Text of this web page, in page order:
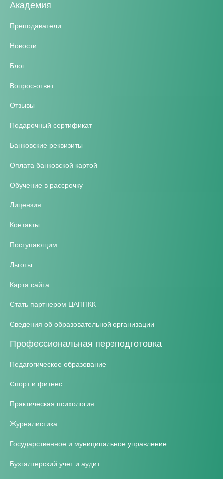
Академия
Преподаватели
Новости
Блог
Вопрос-ответ
Отзывы
Подарочный сертификат
Банковские реквизиты
Оплата банковской картой
Обучение в рассрочку
Лицензия
Контакты
Поступающим
Льготы
Карта сайта
Стать партнером ЦАППКК
Сведения об образовательной организации
Профессиональная переподготовка
Педагогическое образование
Спорт и фитнес
Практическая психология
Журналистика
Государственное и муниципальное управление
Бухгалтерский учет и аудит